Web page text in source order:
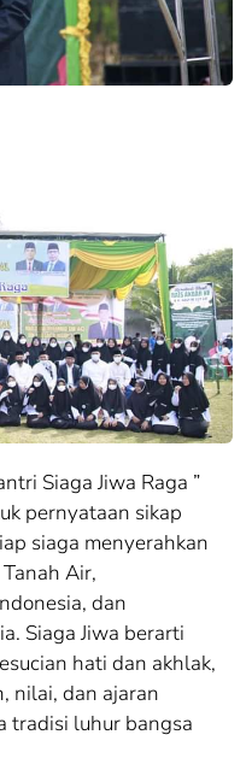
Siaga Jiwa Raga ”
pernyataan sikap
siaga menyerahkan
Air,
dan
Siaga Jiwa berarti
hati dan akhlak,
nilai, dan ajaran
tradisi luhur bangsa